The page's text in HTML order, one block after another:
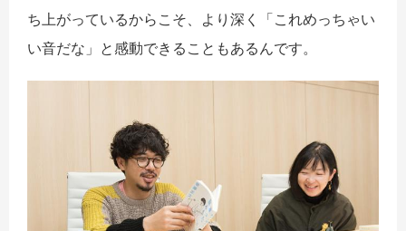
ち上がっているからこそ、より深く「これめっちゃい
い音だな」と感動できることもあるんです。